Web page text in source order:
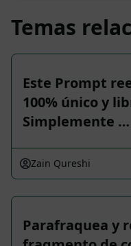
Temas
Este Prompt
100% único y
Simplemente …
Zain Qureshi
Parafraquea y